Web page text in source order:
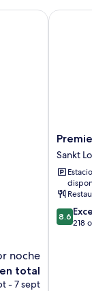
noche
total
- 7 sept
Premier
Inn
Lübeck
City
Sankt
Lorenz
Süd
Sankt
8.6
de
8.6
218
Premier